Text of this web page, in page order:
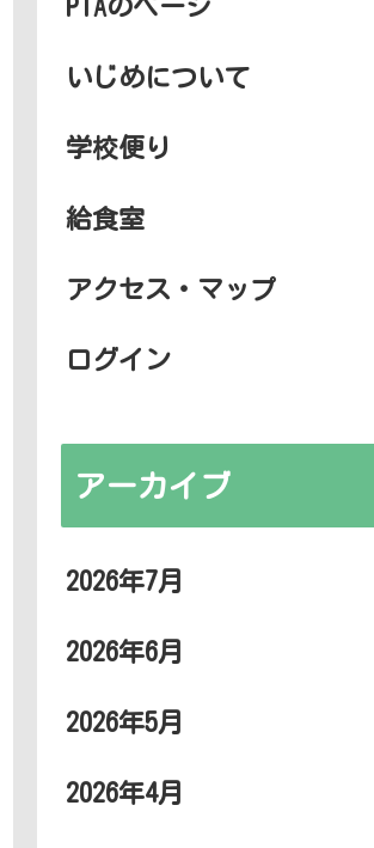
PTAのページ
いじめについて
学校便り
給食室
アクセス・マップ
ログイン
アーカイブ
2026年7月
2026年6月
2026年5月
2026年4月